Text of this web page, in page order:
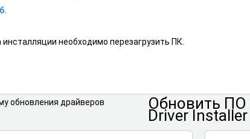
необходимо перезагрузить ПК.
Обновить ПО
Driver Installer